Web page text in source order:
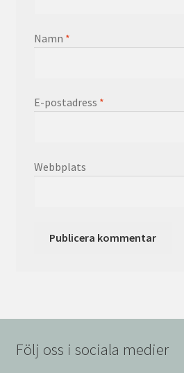
Namn *
E-postadress *
Webbplats
Följ oss i sociala medier